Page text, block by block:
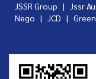
JSSR Group | Jssr
Nego | JCD |